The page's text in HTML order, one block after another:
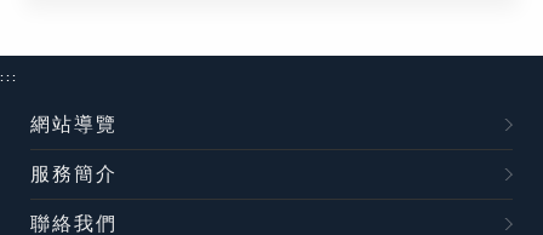
:::
網站導覽
服務簡介
聯絡我們